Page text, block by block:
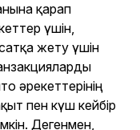
қарап
үшін,
жету үшін
әрекеттерінің
пен күш кейбір
Дегенмен,